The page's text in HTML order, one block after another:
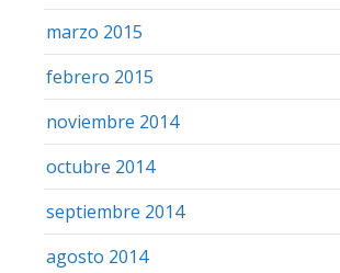
marzo 2015
febrero 2015
noviembre 2014
octubre 2014
septiembre 2014
agosto 2014